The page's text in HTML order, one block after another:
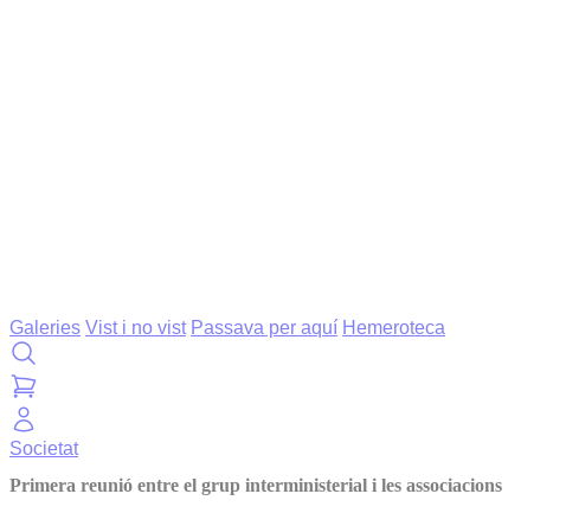
Galeries Vist i no vist Passava per aquí Hemeroteca
Societat
Primera reunió entre el grup interministerial i les associacions